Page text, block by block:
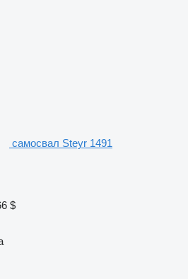
самосвал Steyr 1491
$